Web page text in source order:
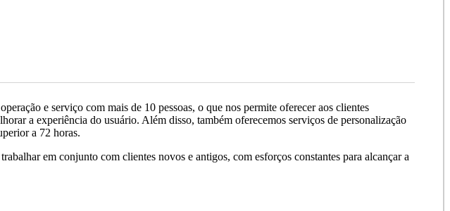
e serviço com mais de 10 pessoas, o que nos permite oferecer aos clientes
a experiência do usuário. Além disso, também oferecemos serviços de personalização
a 72 horas.
em conjunto com clientes novos e antigos, com esforços constantes para alcançar a